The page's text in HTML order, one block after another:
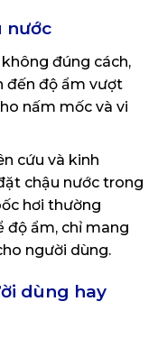
nước
đúng cách,
đến độ ẩm vượt
nấm mốc và vi
cứu và kinh
chậu nước trong
hơi thường
độ ẩm, chỉ mang
người dùng.
dùng hay